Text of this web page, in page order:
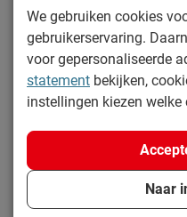
Goed om te weten
Garantie
Montage
Leveranciersinformatie
Naam
Yes, dit wordt
Bed Bronxx
We gebruiken cookies
gebruikerservaring.
voor gepersonaliseerde
statement bekijken,
instellingen kiezen
Naar